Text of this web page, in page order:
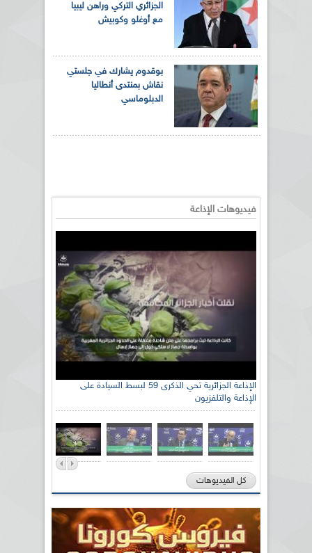
الجزائري التركي وراهن ليبيا
مع أوغلو وكوبيش
بوقدوم يشارك في جلستي
نقاش بمنتدى أنطاليا
الدبلوماسي
فيديوهات الإذاعة
الإذاعة الجزائرية تحي الذكرى 59 لبسط السيادة على
الإذاعة والتلفزيون
كل الفيديوهات